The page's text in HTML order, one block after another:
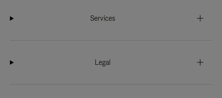
Services
Legal